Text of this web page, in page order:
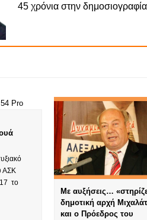
45 χρόνια στην
ΑΣΚ
το
Με αυξήσεις…
δημοτική αρχή
και ο Πρόεδρος του